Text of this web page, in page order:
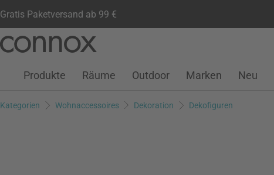
Gratis Paketversand ab 99 €
Seiteninhalt
Suchfeld
Kundenkonto
Wunschliste
Warenkorb
Produkte Räume Outdoor Marken Neu
Kategorien Wohnaccessoires Dekoration Dekofiguren